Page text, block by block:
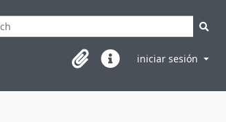
ClipboardEnlaces rápidos
iniciar sesión